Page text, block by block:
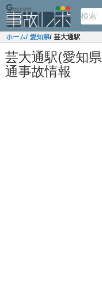
ホーム/ 愛知県/ 芸大通駅
芸大通駅(愛知
通事故情報